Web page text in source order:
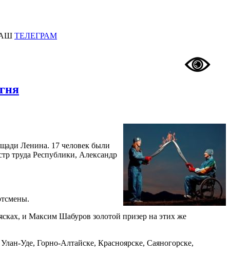
ТЕЛЕГРАМ
Ленина. 17 человек были
труда Республики, Александр
и Максим Шабуров золотой призер на этих же
Уде, Горно-Алтайске, Красноярске, Саяногорске,